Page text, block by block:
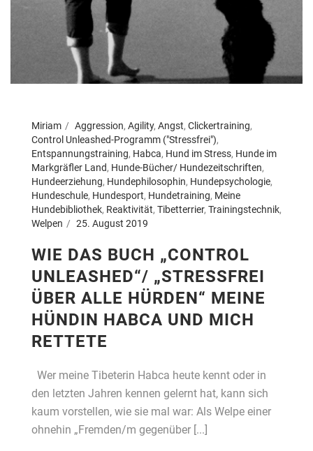
Miriam Aggression, Agility, Angst, Clickertraining,
Control Unleashed-Programm ("Stressfrei"),
Entspannungstraining, Habca, Hund im Stress, Hunde im
Markgräfler Land, Hunde-Bücher/ Hundezeitschriften,
Hundeerziehung, Hundephilosophin, Hundepsychologie,
Hundeschule, Hundesport, Hundetraining, Meine
Hundebibliothek, Reaktivität, Tibetterrier, Trainingstechnik,
Welpen
25. August 2019
WIE DAS BUCH „CONTROL
UNLEASHED“/ „STRESSFREI
ÜBER ALLE HÜRDEN“ MEINE
HÜNDIN HABCA UND MICH
RETTETE
Wer meine Tibeterin Habca heute kennt oder in
den letzten Jahren kennen gelernt hat, kann sich
kaum vorstellen, wie sie mal war: Als Welpe einer
ohnehin „Fremden/m gegenüber [...]